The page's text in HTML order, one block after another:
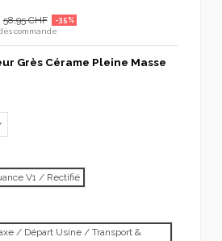
58,95 CHF -35%
commande
Grès Cérame Pleine Masse
V1 / Rectifié
/ Départ Usine / Transport &